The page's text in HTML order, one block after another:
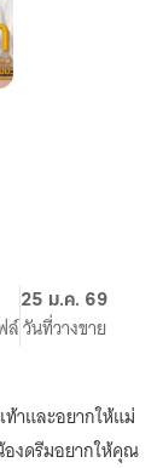
ล์
25 ม.ค. 69
วันที่วางขาย
าและอยากให้แม่
งดรีมอยากให้คุณ